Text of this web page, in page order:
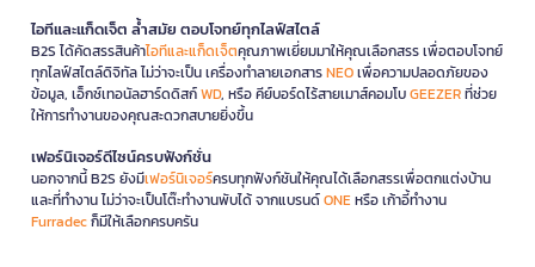
ไอทีและแก็ดเจ็ต ล้ำสมัย ตอบโจทย์ทุกไลฟ์สไตล์
B2S ได้คัดสรรสินค้าไอทีและแก็ดเจ็ตคุณภาพเยี่ยมมาให้คุณเลือกสรร เพื่อตอบโจทย์
ทุกไลฟ์สไตล์ดิจิทัล ไม่ว่าจะเป็น เครื่องทำลายเอกสารNEOเพื่อความปลอดภัยของ
ข้อมูล, เอ็กซ์เทอนัลฮาร์ดดิสก์WD, หรือ คีย์บอร์ดไร้สายเมาส์คอมโบGEEZERที่ช่วย
ให้การทำงานของคุณสะดวกสบายยิ่งขึ้น
เฟอร์นิเจอร์ดีไซน์ครบฟังก์ชั่น
นอกจากนี้ B2S ยังมีเฟอร์นิเจอร์ครบทุกฟังก์ชันให้คุณได้เลือกสรรเพื่อตกแต่งบ้าน
และที่ทำงาน ไม่ว่าจะเป็นโต๊ะทำงานพับได้ จากแบรนด์ONEหรือ เก้าอี้ทำงาน
Furradecก็มีให้เลือกครบครัน